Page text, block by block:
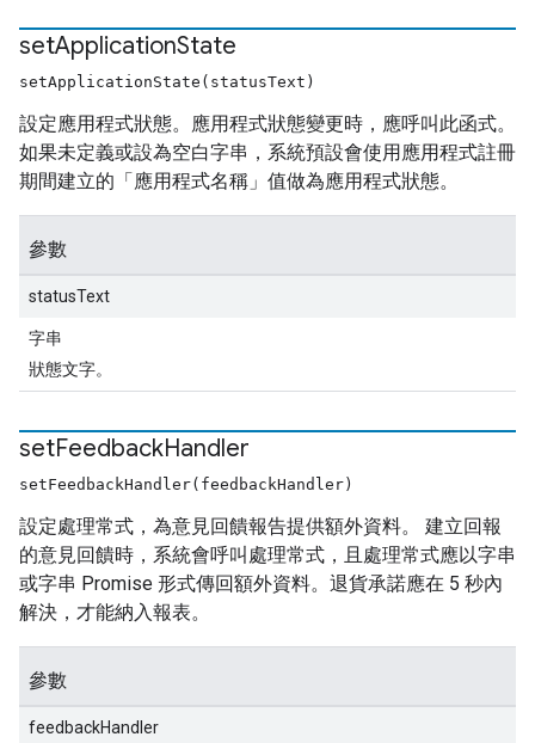
setApplicationState
setApplicationState(statusText)
設定應用程式狀態。應用程式狀態變更時，應呼叫此函式。
如果未定義或設為空白字串，系統預設會使用應用程式註冊
期間建立的「應用程式名稱」值做為應用程式狀態。
參數
statusText
字串
狀態文字。
setFeedbackHandler
setFeedbackHandler(feedbackHandler)
設定處理常式，為意見回饋報告提供額外資料。 建立回報
的意見回饋時，系統會呼叫處理常式，且處理常式應以字串
或字串 Promise 形式傳回額外資料。退貨承諾應在 5 秒內
解決，才能納入報表。
參數
feedbackHandler